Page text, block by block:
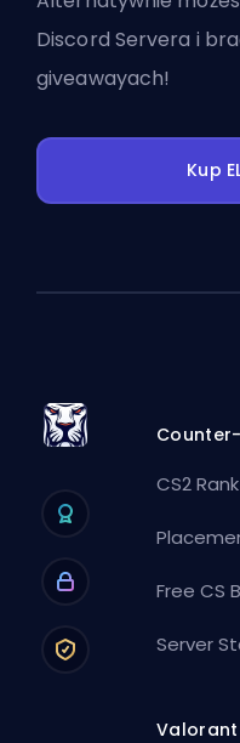
Discord Servera i
giveawayach!
Kup
CS2
Free CS
Server
Valorant